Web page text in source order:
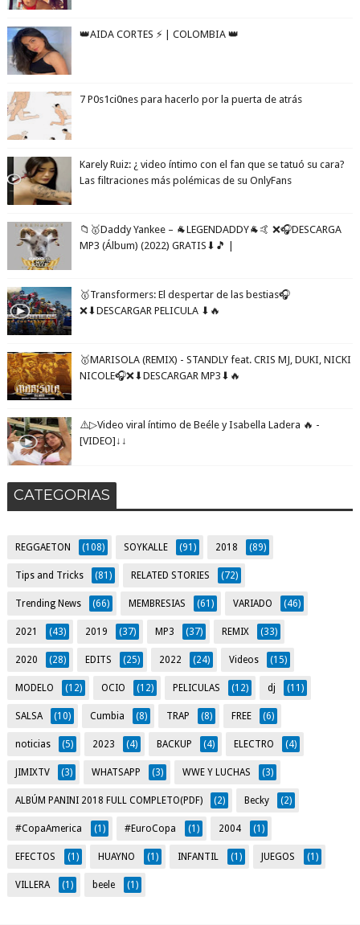
👑AIDA CORTES ⚡️ | COLOMBIA 👑
7 P0s1ci0nes para hacerlo por la puerta de atrás
Karely Ruiz: ¿ video íntimo con el fan que se tatuó su cara?
Las filtraciones más polémicas de su OnlyFans
📁🥇Daddy Yankee – 🐐LEGENDADDY🐐🤙 ❌🎧DESCARGA
MP3 (Álbum) (2022) GRATIS⬇🎵 |
🥇Transformers: El despertar de las bestias🎧
❌⬇DESCARGAR PELICULA ⬇🔥
🥇MARISOLA (REMIX) - STANDLY feat. CRIS MJ, DUKI, NICKI
NICOLE🎧❌⬇DESCARGAR MP3⬇🔥
⚠️▷Video viral íntimo de Beéle y Isabella Ladera 🔥 -
[VIDEO]↓↓
CATEGORIAS
REGGAETON (108) SOYKALLE (91) 2018 (89)
Tips and Tricks (81) RELATED STORIES (72)
Trending News (66) MEMBRESIAS (61) VARIADO (46)
2021 (43) 2019 (37) MP3 (37) REMIX (33)
2020 (28) EDITS (25) 2022 (24) Videos (15)
MODELO (12) OCIO (12) PELICULAS (12) dj (11)
SALSA (10) Cumbia (8) TRAP (8) FREE (6)
noticias (5) 2023 (4) BACKUP (4) ELECTRO (4)
JIMIXTV (3) WHATSAPP (3) WWE Y LUCHAS (3)
ALBÚM PANINI 2018 FULL COMPLETO(PDF) (2) Becky (2)
#CopaAmerica (1) #EuroCopa (1) 2004 (1)
EFECTOS (1) HUAYNO (1) INFANTIL (1) JUEGOS (1)
VILLERA (1) beele (1)